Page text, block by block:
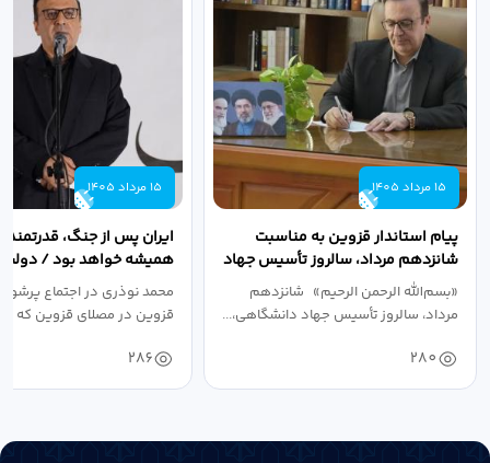
15 مرداد 1405
پیام استاندار قزوین به مناسبت
شانزدهم مرداد، سالروز تأسیس جهاد
دانشگاهی
«بسم‌الله الرحمن الرحیم» شانزدهم
مرداد، سالروز تأسیس جهاد دانشگاهی،...
280
15 مرداد 1405
ایران پس از جنگ،
همیشه خواهد بود / دولت
نبرد اقتصادی،...
محمد نوذری در اجتماع
قزوین در مصلای قزوین که
286